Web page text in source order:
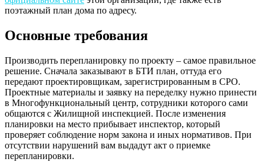
поэтажный план дома по адресу.
Основные требования
Производить перепланировку по проекту – самое правильное
решение. Сначала заказывают в БТИ план, оттуда его
передают проектировщикам, зарегистрированным в СРО.
Проектные материалы и заявку на переделку нужно принести
в Многофункциональный центр, сотрудники которого сами
общаются с Жилищной инспекцией. После изменения
планировки на место прибывает инспектор, который
проверяет соблюдение норм закона и иных нормативов. При
отсутствии нарушений вам выдадут акт о приемке
перепланировки.